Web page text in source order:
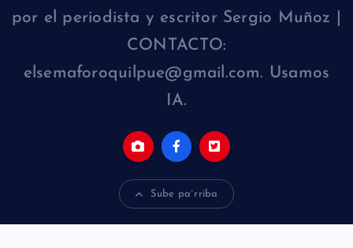
por el periodista y escritor Sergio Muñoz |
CONTACTO:
elsemaforoquilpue@gmail.com. Usamos
IA.
Sube pa´rriba